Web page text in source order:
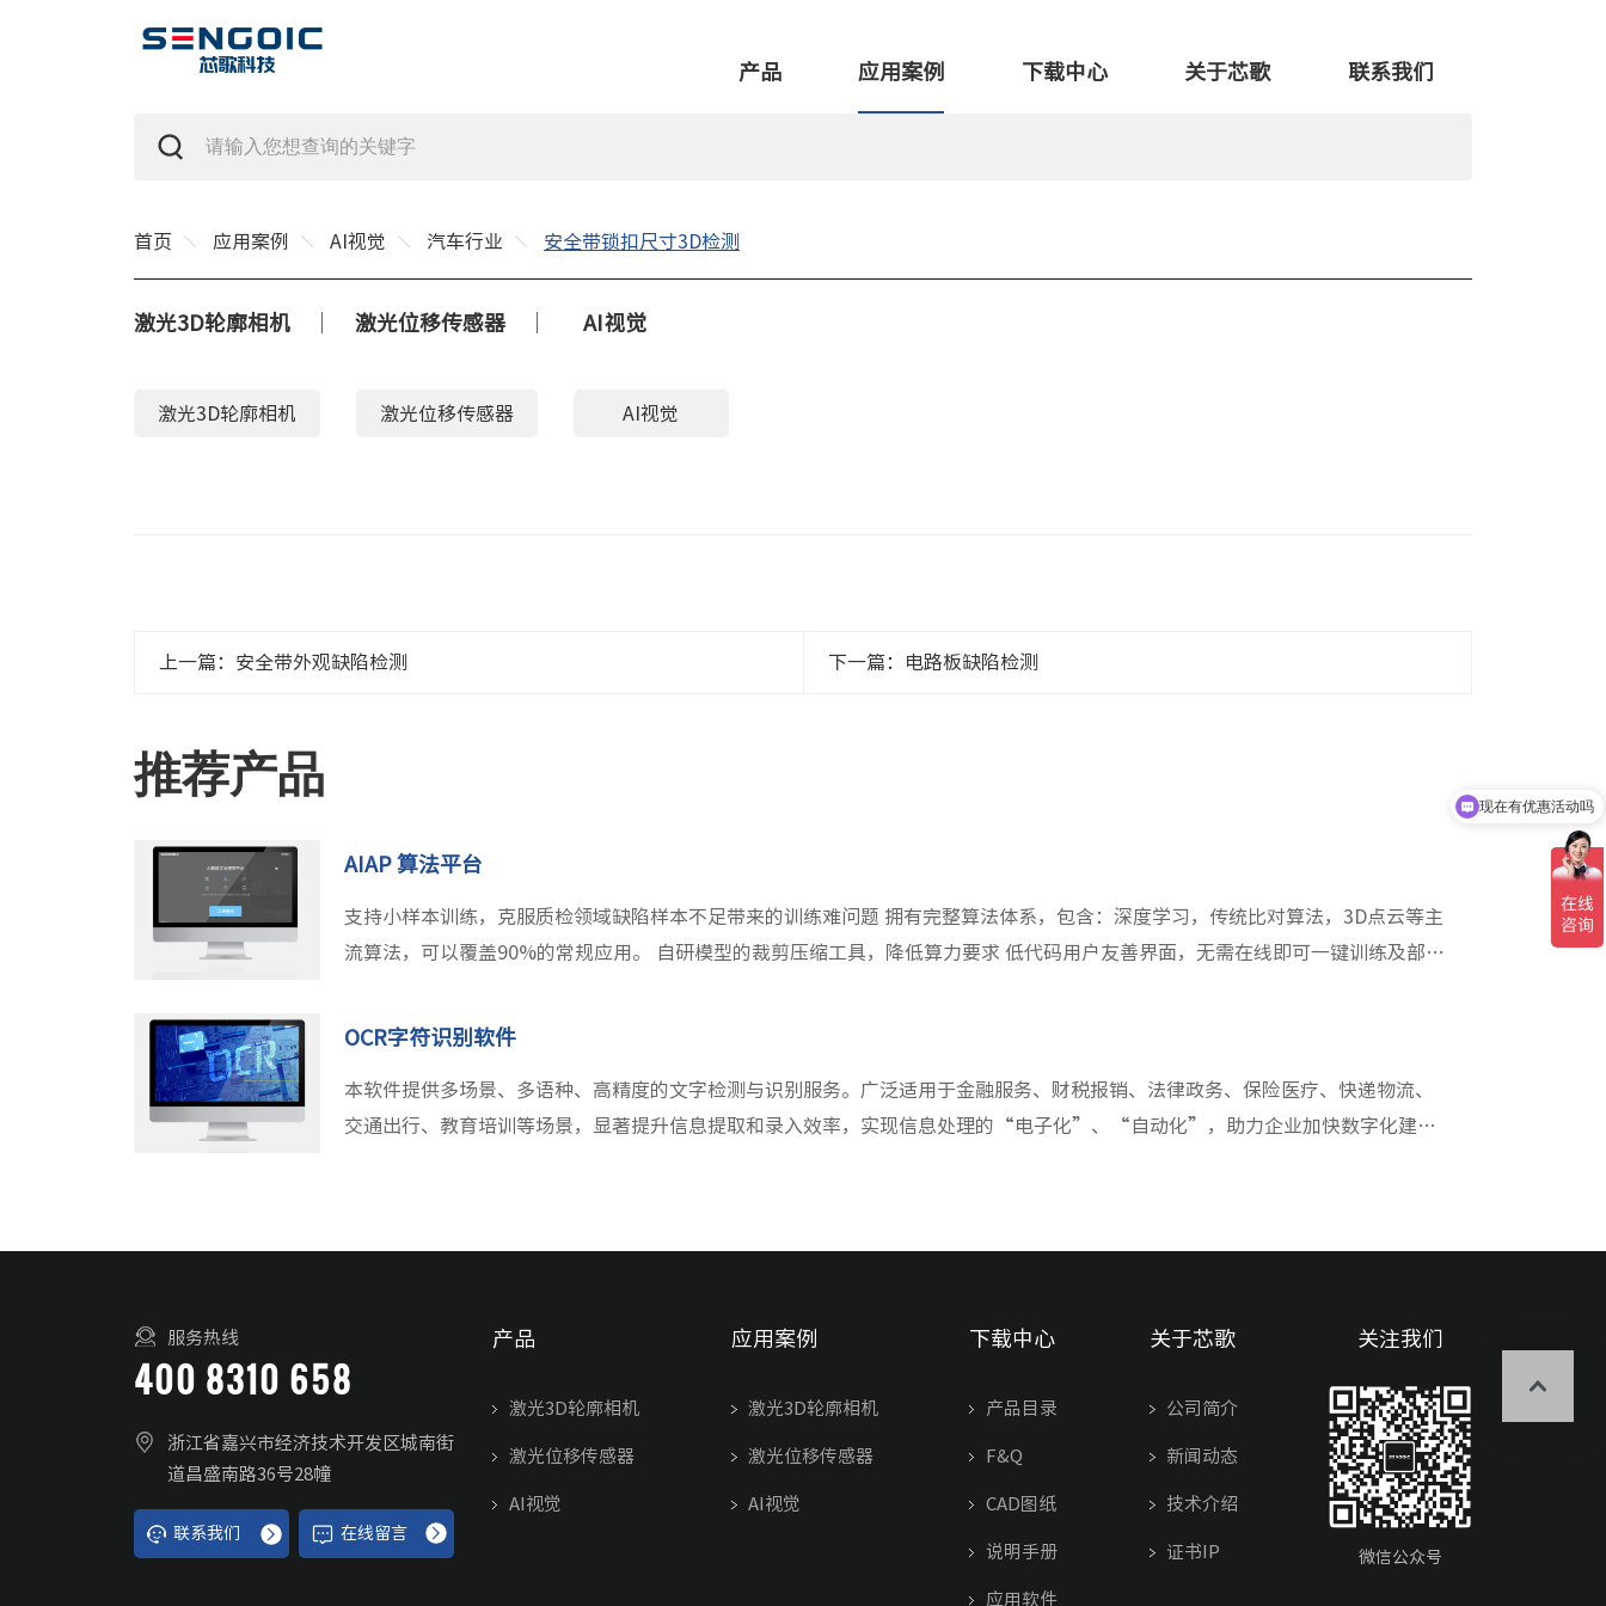
产品 应用案例 下载中心 关于芯歌 联系我们
首页 应用案例 AI视觉 汽车行业 安全带锁扣尺寸3D检测
激光3D轮廓相机 激光位移传感器 AI视觉
激光3D轮廓相机 激光位移传感器 AI视觉
上一篇：安全带外观缺陷检测 下一篇：电路板缺陷检测
推荐产品
AIAP 算法平台
支持小样本训练，克服质检领域缺陷样本不足带来的训练难问题 拥有完整算法体系，包含：深度学习，传统比对算法，3D点云等主
流算法，可以覆盖90%的常规应用。 自研模型的裁剪压缩工具，降低算力要求 低代码用户友善界面，无需在线即可一键训练及部
OCR字符识别软件
本软件提供多场景、多语种、高精度的文字检测与识别服务。广泛适用于金融服务、财税报销、法律政务、保险医疗、快递物流、
交通出行、教育培训等场景，显著提升信息提取和录入效率，实现信息处理的“电子化”、“自动化”，助力企业加快数字化建设
服务热线
400 8310 658
浙江省嘉兴市经济技术开发区城南街
道昌盛南路36号28幢
联系我们 在线留言
产品
激光3D轮廓相机
激光位移传感器
AI视觉
应用案例
激光3D轮廓相机
激光位移传感器
AI视觉
下载中心
产品目录
F&Q
CAD图纸
说明手册
应用软件
关于芯歌
公司简介
新闻动态
技术介绍
证书IP
关注我们
微信公众号
现在有优惠活动吗